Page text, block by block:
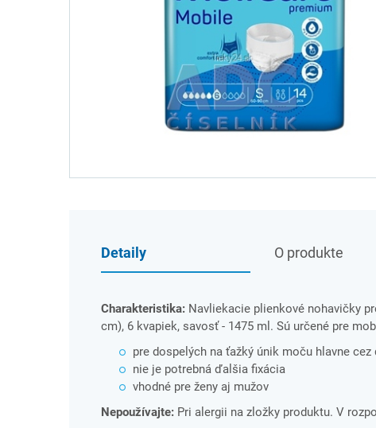
Detaily O produkte
Charakteristika: Navliekacie plienkové nohavičky
cm), 6 kvapiek, savosť - 1475 ml. Sú určené pre
pre dospelých na ťažký únik moču hlavne cez
nie je potrebná ďalšia fixácia
vhodné pre ženy aj mužov
Nepoužívajte: Pri alergii na zložky produktu. V